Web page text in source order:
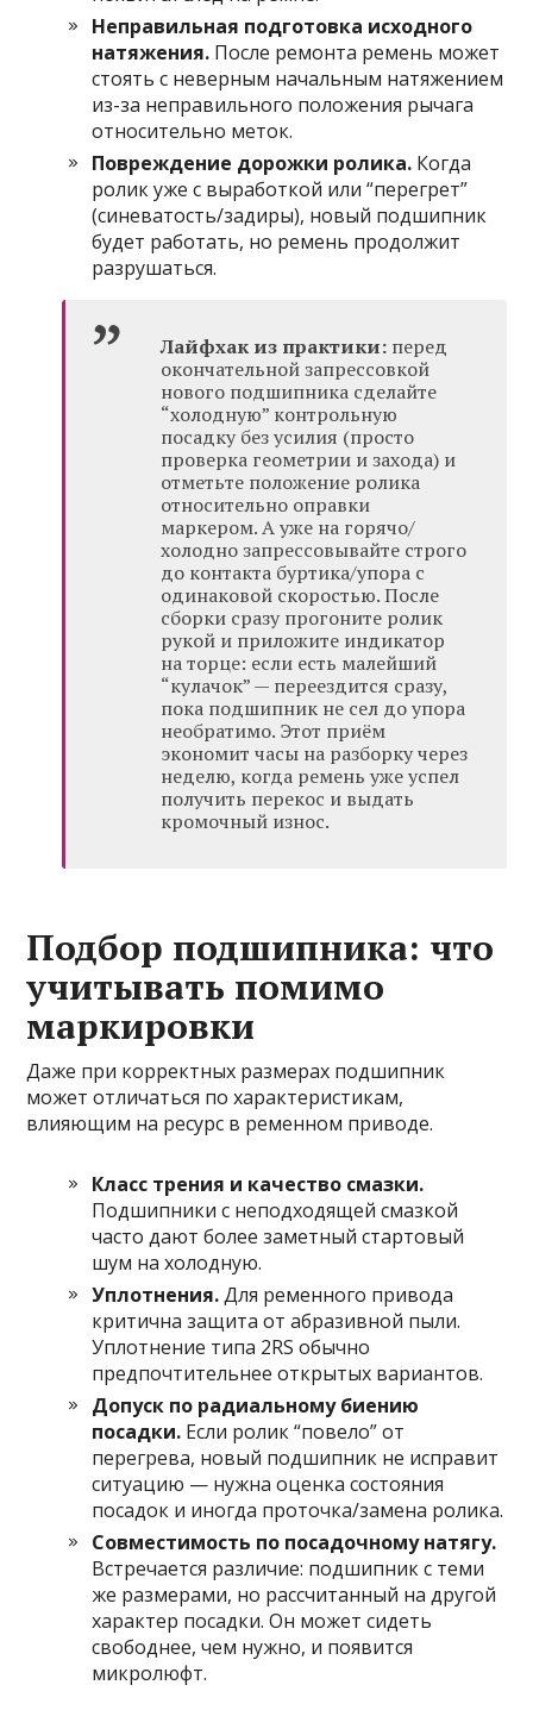
Неправильная подготовка исходного
натяжения. После ремонта ремень может
стоять с неверным начальным натяжением
из-за неправильного положения рычага
относительно меток.
Повреждение дорожки ролика. Когда
ролик уже с выработкой или “перегрет”
(синеватость/задиры), новый подшипник
будет работать, но ремень продолжит
разрушаться.
Лайфхак из практики: перед
окончательной запрессовкой
нового подшипника сделайте
“холодную” контрольную
посадку без усилия (просто
проверка геометрии и захода) и
отметьте положение ролика
относительно оправки
маркером. А уже на горячо/
холодно запрессовывайте строго
до контакта буртика/упора с
одинаковой скоростью. После
сборки сразу прогоните ролик
рукой и приложите индикатор
на торце: если есть малейший
“кулачок” — переездится сразу,
пока подшипник не сел до упора
необратимо. Этот приём
экономит часы на разборку через
неделю, когда ремень уже успел
получить перекос и выдать
кромочный износ.
Подбор подшипника: что
учитывать помимо
маркировки
Даже при корректных размерах подшипник
может отличаться по характеристикам,
влияющим на ресурс в ременном приводе.
Класс трения и качество смазки.
Подшипники с неподходящей смазкой
часто дают более заметный стартовый
шум на холодную.
Уплотнения.Для ременного привода
критична защита от абразивной пыли.
Уплотнение типа 2RS обычно
предпочтительнее открытых вариантов.
Допуск по радиальному биению
посадки. Если ролик “повело” от
перегрева, новый подшипник не исправит
ситуацию — нужна оценка состояния
посадок и иногда проточка/замена ролика.
Совместимость по посадочному натягу.
Встречается различие: подшипник с теми
же размерами, но рассчитанный на другой
характер посадки. Он может сидеть
свободнее, чем нужно, и появится
микролюфт.